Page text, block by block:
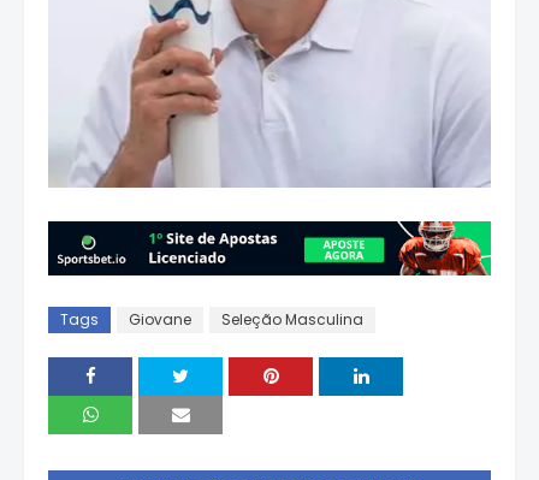
Tags Giovane Seleção Masculina